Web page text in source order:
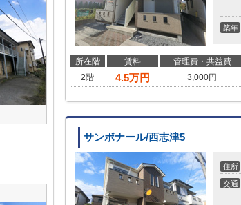
築年
所在階 賃料 管理費・共益費
2階
4.5万円 3,000円
サンボナール/西志津5
住所
交通